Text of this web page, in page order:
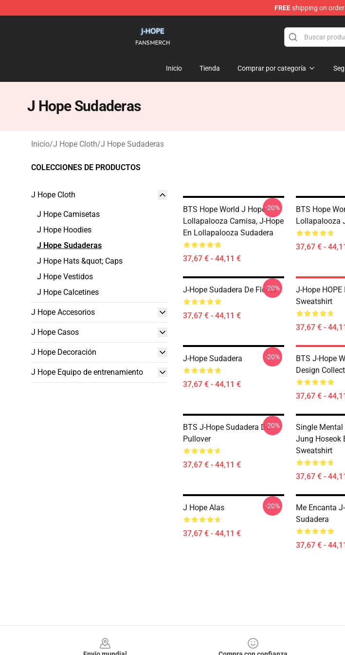
FREEshipping on
Inicio Tienda Comprar por categoría
J Hope Sudaderas
Inicio/J Hope Cloth/J Hope Sudaderas
COLECCIONES DE PRODUCTOS
J Hope Cloth
J Hope Camisetas
J Hope Hoodies
J Hope Sudaderas
J Hope Hats &quot; Caps
J Hope Vestidos
J Hope Calcetines
J Hope Accesorios
J Hope Casos
J Hope Decoración
J Hope Equipo de entrenamiento
BTS Hope World J Hope
Lollapalooza Camisa, J-Hope
En Lollapalooza Sudadera
37,67 € - 44,11 €
-20%
BTS Hope
Lollapalooza
37,67 € -
J-Hope Sudadera De Flores
37,67 € - 44,11 €
-20%
J-Hope
Sweatshirt
37,67 € -
J-Hope Sudadera
37,67 € - 44,11 €
-20%
BTS J-Hope
Design
37,67 € -
BTS J-Hope Sudadera De
Pullover
37,67 € - 44,11 €
-20%
Single
Jung Hoseok
Sweatshirt
37,67 € -
J Hope Alas
37,67 € - 44,11 €
-20%
Me Encanta
Sudadera
37,67 € -